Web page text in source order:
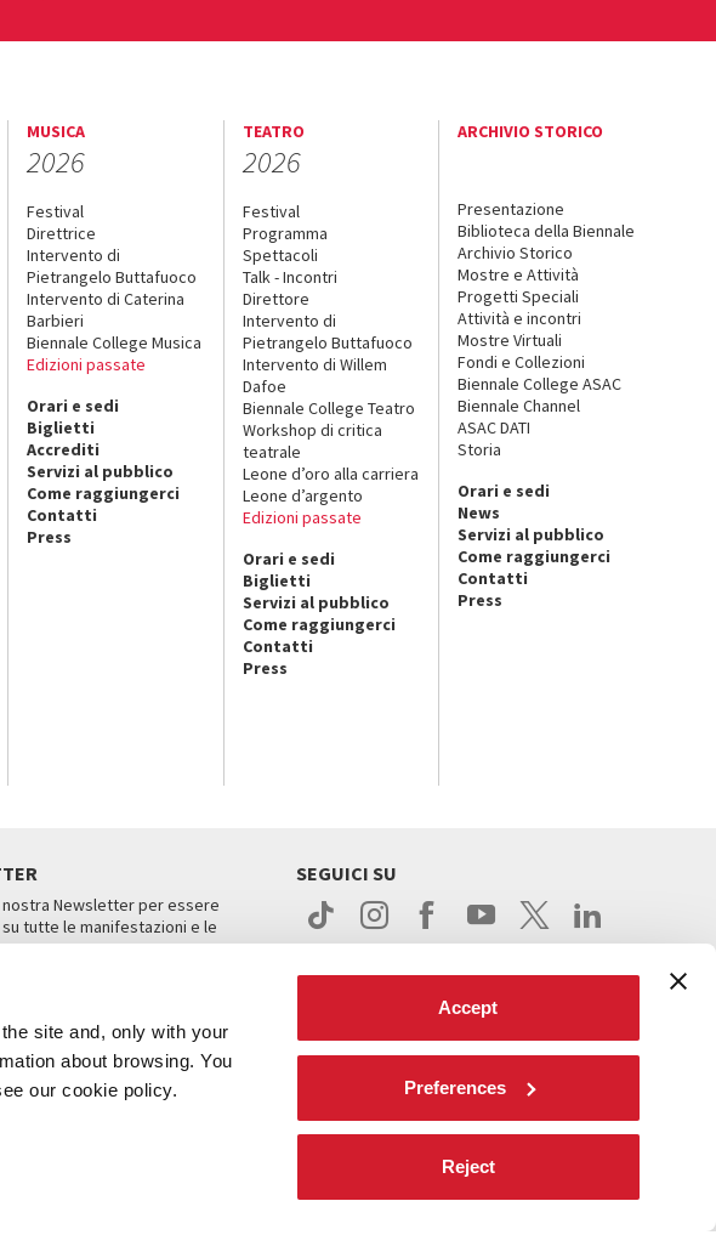
site and, only with your
about browsing. You
our cookie policy.
Accept
Preferences
Reject
MUSICA
2026
Festival
Direttrice
Intervento di
Pietrangelo Buttafuoco
Intervento di Caterina
Barbieri
Biennale College Musica
Edizioni passate
Orari e sedi
Biglietti
Accrediti
Servizi al pubblico
Come raggiungerci
Contatti
Press
TEATRO
2026
Festival
Programma
Spettacoli
Talk - Incontri
Direttore
Intervento di
Pietrangelo Buttafuoco
Intervento di Willem
Dafoe
Biennale College Teatro
Workshop di critica
teatrale
Leone d’oro alla carriera
Leone d’argento
Edizioni passate
Orari e sedi
Biglietti
Servizi al pubblico
Come raggiungerci
Contatti
Press
ARCHIVIO STORICO
Presentazione
Biblioteca della Biennale
Archivio Storico
Mostre e Attività
Progetti Speciali
Attività e incontri
Mostre Virtuali
Fondi e Collezioni
Biennale College ASAC
Biennale Channel
ASAC DATI
Storia
Orari e sedi
News
Servizi al pubblico
Come raggiungerci
Contatti
Press
Newsletter per essere
tutte le manifestazioni e le
SEGUICI SU